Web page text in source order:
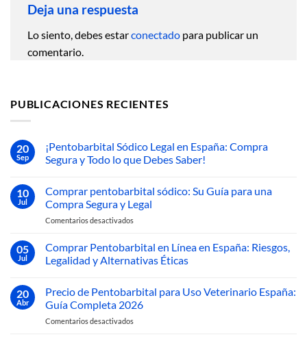
PUBLICACIONES RECIENTES
20
Sep
¡Pentobarbital Sódico Legal en España: Compra
Segura y Todo lo que Debes Saber!
comentarios
en
¡Pentobarbital
Sódico
Legal
España:
Compra
Segura
lo
que
Debes
10
Jul
Comprar pentobarbital sódico: Su Guía para una
Compra Segura y Legal
Comentarios desactivadosen
pentobarbital
sódico:
Su
para
una
Segura
05
Jul
Comprar Pentobarbital en Línea en España: Riesgos,
Legalidad y Alternativas Éticas
comentarios
en
Comprar
Pentobarbital
en
20
Abr
Precio de Pentobarbital para Uso Veterinario España:
Guía Completa 2026
Comentarios desactivadosen
Deja una respuesta
Lo siento, debes estarconectado para publicar un
comentario.